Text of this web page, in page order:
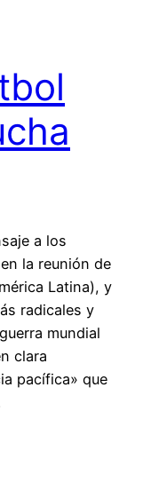
a los
la reunión de
Latina), y
radicales y
mundial
clara
pacífica» que